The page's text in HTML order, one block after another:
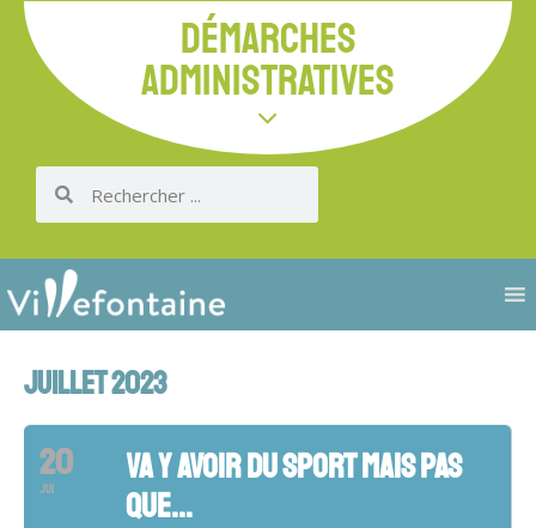
DÉMARCHES
ADMINISTRATIVES
JUILLET 2023
20
JUI
VA Y AVOIR DU SPORT MAIS PAS
QUE...